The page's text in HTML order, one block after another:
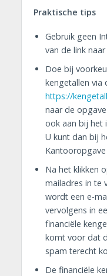
Praktische tips
Gebruik geen
van de link
Doe bij
kengetallen via
https://
naar de
ook aan bij het
U kunt dan bij
Kantooropgave
Na het klikken
mailadres in te
wordt een e-
vervolgens in
financiële
komt voor dat
spam terecht
De financiële